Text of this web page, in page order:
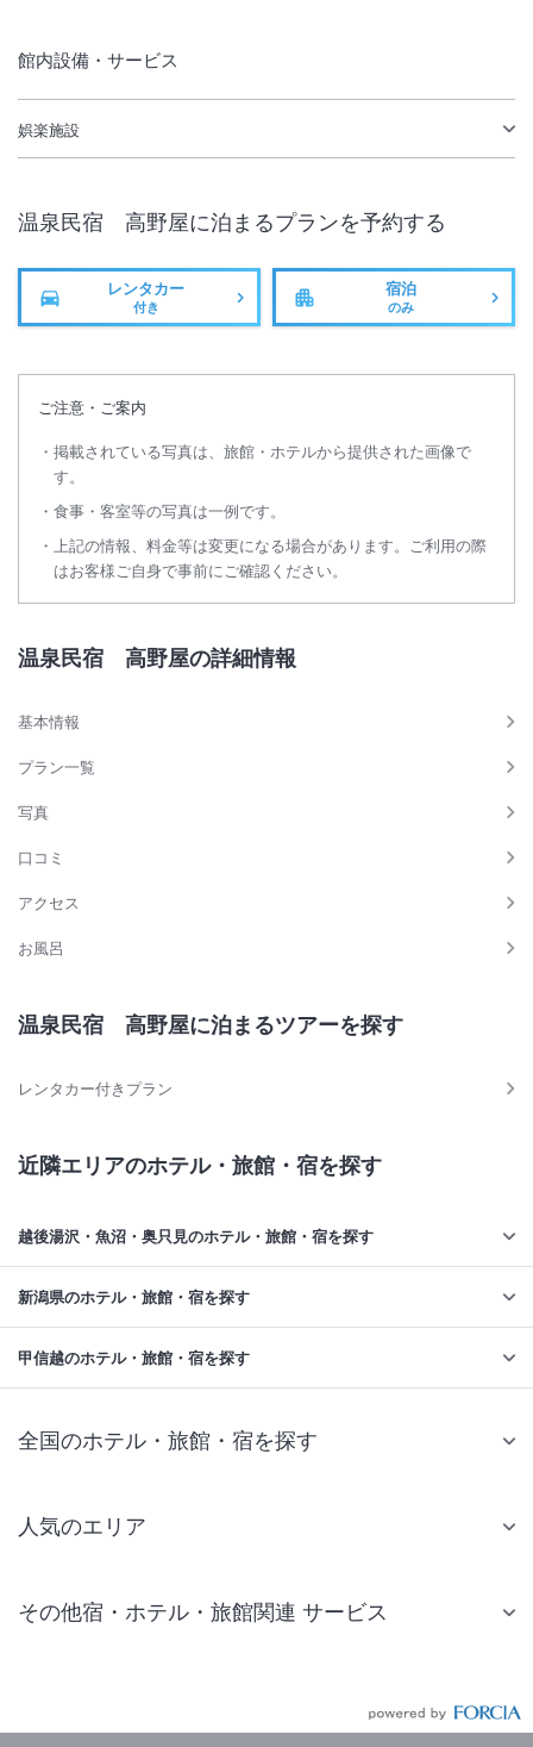
館内設備・サービス
娯楽施設
温泉民宿 高野屋に泊まるプランを予約する
レンタカー
付き
宿泊
のみ
ご注意・ご案内
掲載されている写真は、旅館・ホテルから提供された画像で
す。
食事・客室等の写真は一例です。
上記の情報、料金等は変更になる場合があります。ご利用の際
はお客様ご自身で事前にご確認ください。
温泉民宿 高野屋の詳細情報
基本情報
プラン一覧
写真
口コミ
アクセス
お風呂
温泉民宿 高野屋に泊まるツアーを探す
レンタカー付きプラン
近隣エリアのホテル・旅館・宿を探す
越後湯沢・魚沼・奥只見のホテル・旅館・宿を探す
新潟県のホテル・旅館・宿を探す
甲信越のホテル・旅館・宿を探す
全国のホテル・旅館・宿を探す
人気のエリア
仙台 ホテル
その他宿・ホテル・旅館関連 サービス